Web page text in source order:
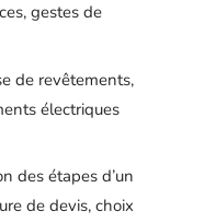
gestes de
de revêtements,
électriques
des étapes d’un
de devis, choix